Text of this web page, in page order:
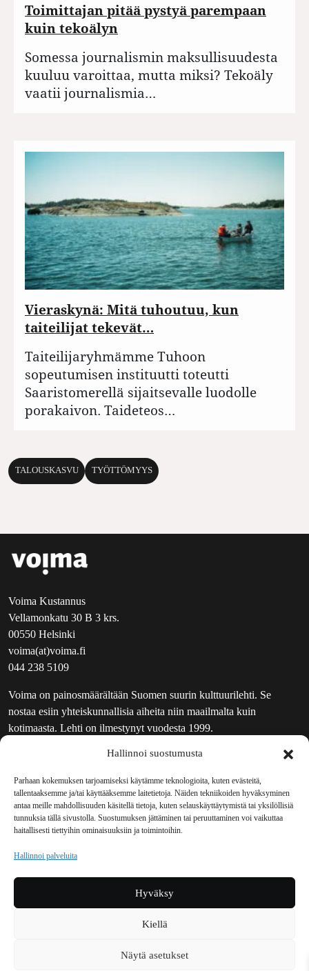
Hallinnoi suostumusta
Parhaan kokemuksen tarjoamiseksi käytämme teknologioita, kuten evästeitä,
tallentaaksemme ja/tai käyttääksemme laitetietoja. Näiden tekniikoiden hyväksyminen
antaa meille mahdollisuuden käsitellä tietoja, kuten selauskäyttäytymistä tai yksilöllisiä
tunnuksia tällä sivustolla. Suostumuksen jättäminen tai peruuttaminen voi vaikuttaa
haitallisesti tiettyihin ominaisuuksiin ja toimintoihin.
Hallinnoi palveluita
Hyväksy
Kiellä
Näytä asetukset
Toimittajan pitää pystyä parempaan
kuin tekoälyn
Somessa journalismin maksullisuudesta
kuuluu varoittaa, mutta miksi? Tekoäly
vaatii journalismia…
Vieraskynä: Mitä tuhoutuu, kun
taiteilijat tekevät…
Taiteilijaryhmämme Tuhoon
sopeutumisen instituutti toteutti
Saaristomerellä sijaitsevalle luodolle
porakaivon. Taideteos…
TALOUSKASVU TYÖTTÖMYYS
Voima Kustannus
Vellamonkatu 30 B 3 krs.
00550 Helsinki
voima(at)voima.fi
044 238 5109
Voima on painosmäärältään Suomen suurin kulttuurilehti. Se
nostaa esiin yhteiskunnallisia aiheita niin maailmalta kuin
kotimaasta. Lehti on ilmestynyt vuodesta 1999.
UUTISKIRJE
MAINOSTAJILLE
VASTAMAINOKSET
JAKELUPAIKAT
REKISTERISELOSTE
TILAUKSEN PERUUTUSPYYNTÖ
TILAUSOHJEET JA -EHDOT